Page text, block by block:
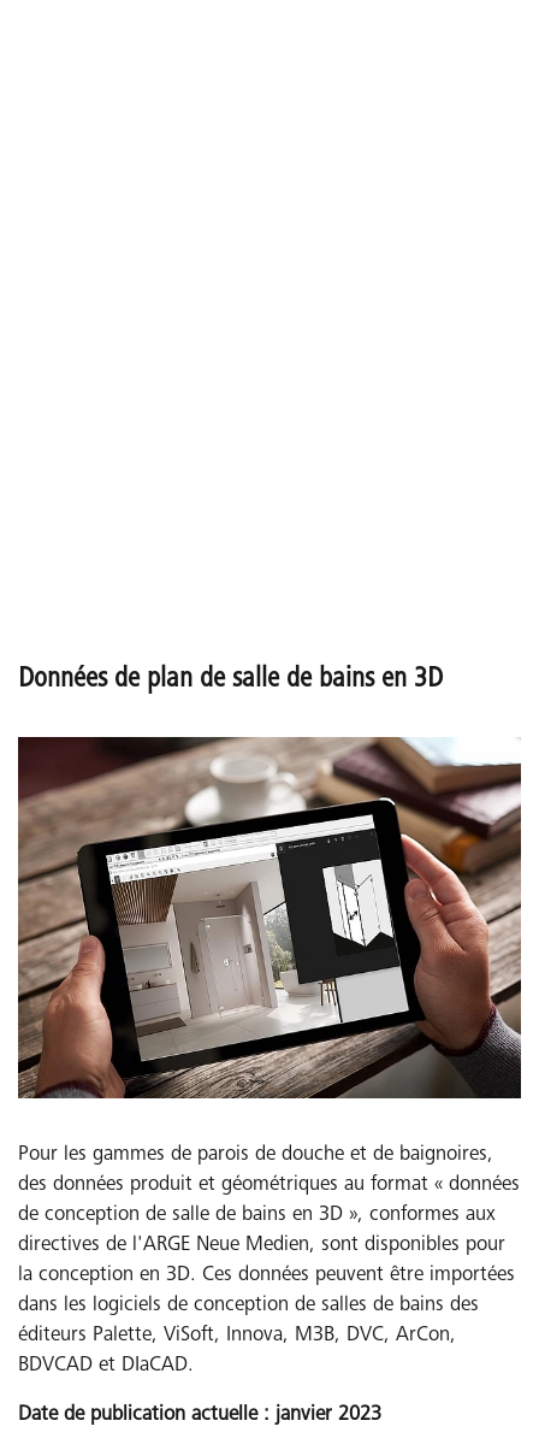
Données de plan de salle de bains en 3D
Pour les gammes de parois de douche et de baignoires,
des données produit et géométriques au format « données
de conception de salle de bains en 3D », conformes aux
directives de l'ARGE Neue Medien, sont disponibles pour
la conception en 3D. Ces données peuvent être importées
dans les logiciels de conception de salles de bains des
éditeurs Palette, ViSoft, Innova, M3B, DVC, ArCon,
BDVCAD et DIaCAD.
Date de publication actuelle : janvier 2023